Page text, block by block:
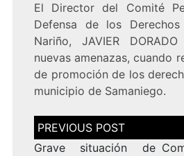
El Director del Comité
Defensa de los Derechos
Nariño, JAVIER DORADO
nuevas amenazas, cuando
de promoción de los
municipio de Samaniego.
Navegación
de
entradas
Grave situación de